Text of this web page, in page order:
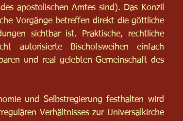
apostolischen Amtes sind). Das Konzil
Vorgänge betreffen direkt die göttliche
sichtbar ist. Praktische, rechtliche
autorisierte Bischofsweihen einfach
und real gelebten Gemeinschaft des
und Selbstregierung festhalten wird
Verhältnisses zur Universalkirche